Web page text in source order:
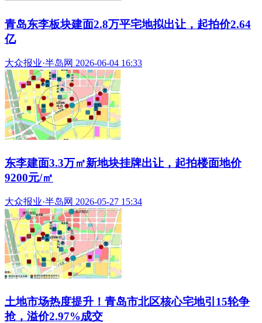
青岛东李板块建面2.8万平宅地拟出让，起拍价2.64
亿
大众报业·半岛网 2026-06-04 16:33
东李建面3.3万㎡新地块挂牌出让，起拍楼面地价
9200元/㎡
大众报业·半岛网 2026-05-27 15:34
土地市场热度提升！青岛市北区核心宅地引15轮争
抢，溢价2.97%成交